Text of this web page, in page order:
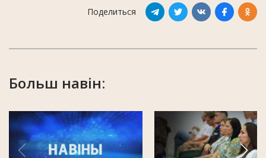
Поделиться
Больш навін: